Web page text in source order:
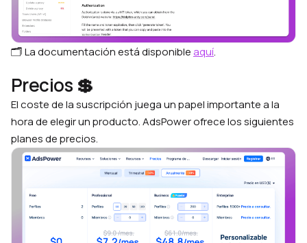
🗂️ La documentación está disponibleaquí.
Precios 💲
El coste de la suscripción juega un papel importante a la
hora de elegir un producto. AdsPower ofrece los siguientes
planes de precios.